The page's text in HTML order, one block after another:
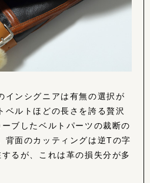
インシグニアは有無の選択が
ベルトほどの長さを誇る贅沢
ブしたベルトパーツの裁断の
背面のカッティングは逆Tの字
るが、これは革の損失分が多